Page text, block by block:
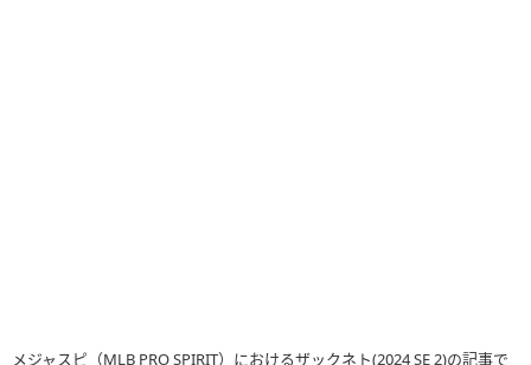
メジャスピ（MLB PRO SPIRIT）におけるザックネト(2024 SE 2)の記事で